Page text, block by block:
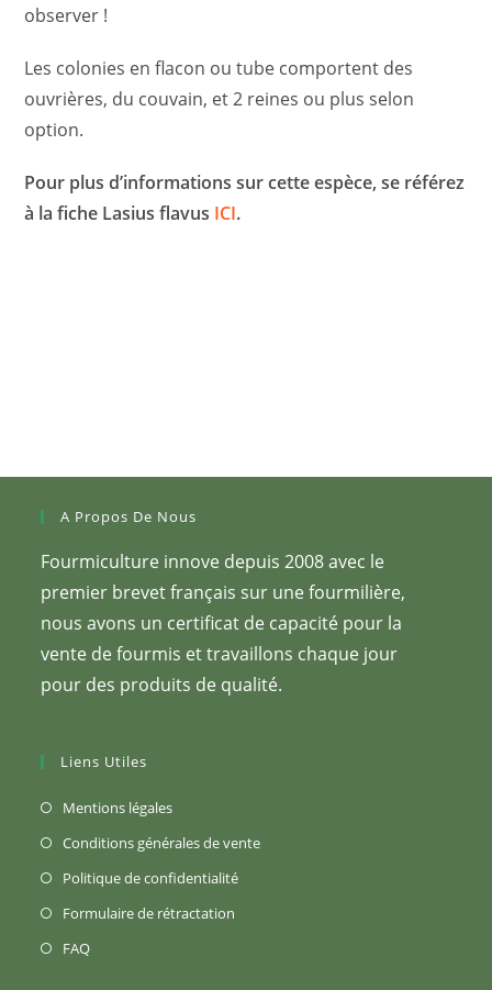
observer !
Les colonies en flacon ou tube comportent des
ouvrières, du couvain, et 2 reines ou plus selon
option.
Pour plus d’informations sur cette espèce, se référez
à la fiche Lasius flavus ICI.
A Propos De Nous
Fourmiculture innove depuis 2008 avec le
premier brevet français sur une fourmilière,
nous avons un certificat de capacité pour la
vente de fourmis et travaillons chaque jour
pour des produits de qualité.
Liens Utiles
Mentions légalesS’ouvre
nouvel
onglet
Conditions générales de venteS’ouvre
Politique de confidentialitéS’ouvre
Formulaire de rétractation
FAQS’ouvre